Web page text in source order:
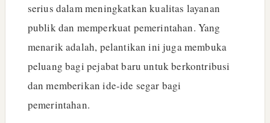
serius dalam meningkatkan kualitas layanan
publik dan memperkuat pemerintahan. Yang
menarik adalah, pelantikan ini juga membuka
peluang bagi pejabat baru untuk berkontribusi
dan memberikan ide-ide segar bagi
pemerintahan.